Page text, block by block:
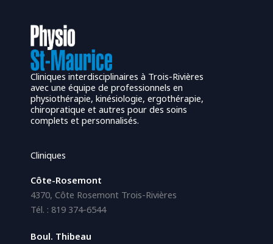
Cliniques interdisciplinaires à Trois-Rivières
avec une équipe de professionnels en
physiothérapie, kinésiologie, ergothérapie,
chiropratique et autres pour des soins
complets et personnalisés.
Cliniques
Côte-Rosemont
4370, Côte Rosemont Trois-Rivières
Tél. : 819 374-6544
Boul. Thibeau